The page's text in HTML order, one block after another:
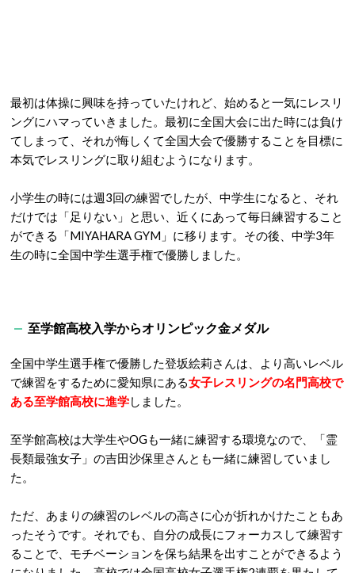
最初は体操に興味を持っていたけれど、始めると一気にレスリ
ングにハマっていきました。最初に全国大会に出た時には負け
てしまって、それが悔しくて全国大会で優勝することを目標に
本気でレスリングに取り組むようになります。
小学生の時には週3回の練習でしたが、中学生になると、それ
だけでは「足りない」と思い、近くにあって毎日練習すること
ができる「MIYAHARA GYM」に移ります。その後、中学3年
生の時に全国中学生選手権で優勝しました。
至学館高校入学からオリンピック金メダル
全国中学生選手権で優勝した登坂絵莉さんは、より高いレベル
で練習をするために愛知県にある女子レスリングの名門高校で
ある至学館高校に進学しました。
至学館高校は大学生やOGも一緒に練習する環境なので、「霊
長類最強女子」の吉田沙保里さんとも一緒に練習していまし
た。
ただ、あまりの練習のレベルの高さに心が折れかけたこともあ
ったそうです。それでも、自分の成長にフォーカスして練習す
ることで、モチベーションを保ち結果を出すことができるよう